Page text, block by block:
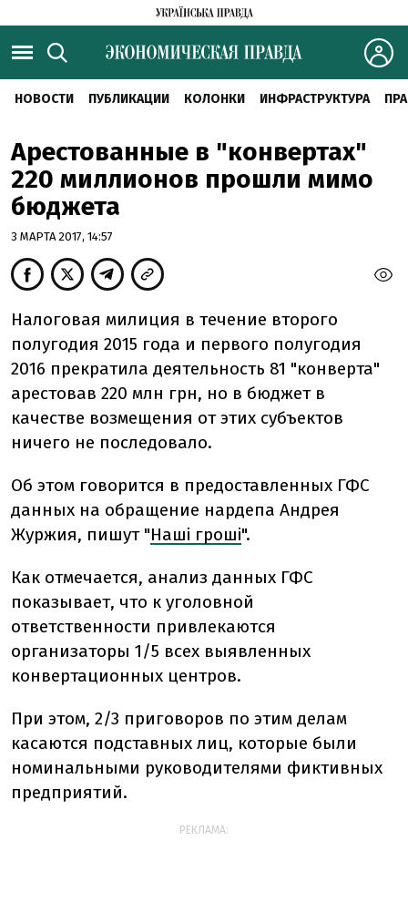
НОВОСТИ ПУБЛИКАЦИИ КОЛОНКИ ИНФРАСТРУКТУРА
Арестованные в "конвертах"
220 миллионов прошли мимо
бюджета
3 МАРТА 2017, 14:57
Налоговая милиция в течение второго
полугодия 2015 года и первого полугодия
2016 прекратила деятельность 81 "конверта"
арестовав 220 млн грн, но в бюджет в
качестве возмещения от этих субъектов
ничего не последовало.
Об этом говорится в предоставленных ГФС
данных на обращение нардепа Андрея
Журжия, пишут "Наші гроші".
Как отмечается, анализ данных ГФС
показывает, что к уголовной
ответственности привлекаются
организаторы 1/5 всех выявленных
конвертационных центров.
При этом, 2/3 приговоров по этим делам
касаются подставных лиц, которые были
номинальными руководителями фиктивных
предприятий.
РЕКЛАМА: